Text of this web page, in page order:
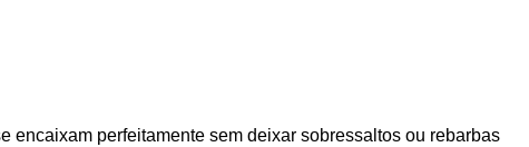
encaixam perfeitamente sem deixar sobressaltos ou rebarbas